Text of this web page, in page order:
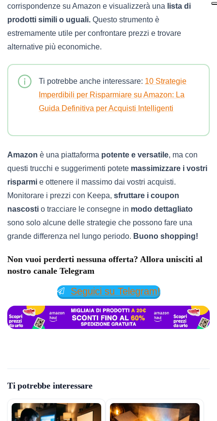
corrispondenze su Amazon e visualizzerà una lista di
prodotti simili o uguali. Questo strumento è
estremamente utile per confrontare prezzi e trovare
alternative più economiche.
Ti potrebbe anche interessare: 10 Strategie
Imperdibili per Risparmiare su Amazon: La
Guida Definitiva per Acquisti Intelligenti
Amazon è una piattaforma potente e versatile, ma con
questi trucchi e suggerimenti potete massimizzare i vostri
risparmi e ottenere il massimo dai vostri acquisti.
Monitorare i prezzi con Keepa, sfruttare i coupon
nascosti o tracciare le consegne in modo dettagliato
sono solo alcune delle strategie che possono fare una
grande differenza nel lungo periodo. Buono shopping!
Non vuoi perderti nessuna offerta? Allora unisciti al
nostro canale Telegram
Seguici su Telegram!
Ti potrebbe interessare